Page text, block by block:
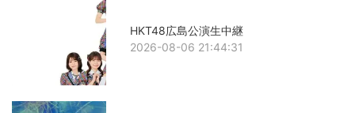
HKT48広島公演生中継
2026-08-06 21:44:31